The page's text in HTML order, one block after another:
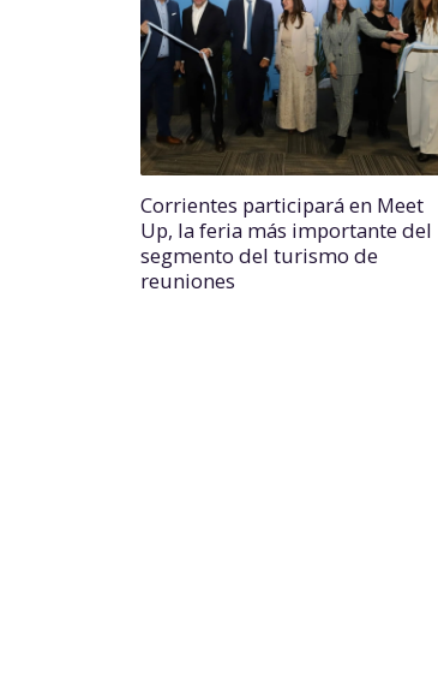
Corrientes participará en Meet
Up, la feria más importante del
segmento del turismo de
reuniones